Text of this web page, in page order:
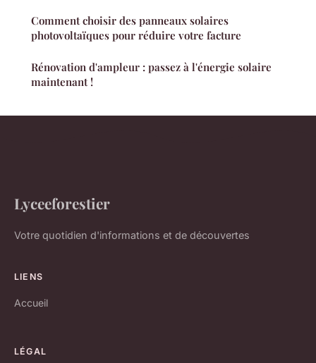
Comment choisir des panneaux solaires
photovoltaïques pour réduire votre facture
Rénovation d'ampleur : passez à l'énergie solaire
maintenant !
Lyceeforestier
Votre quotidien d'informations et de découvertes
LIENS
Accueil
LÉGAL